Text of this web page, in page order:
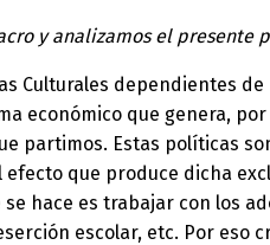
y analizamos el
Culturales dependientes
económico que genera,
partimos. Estas políticas
efecto que produce dicha
hace es trabajar con los
escolar, etc. Por